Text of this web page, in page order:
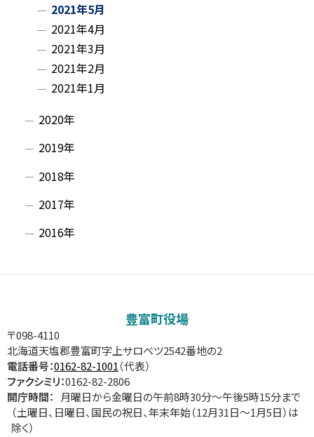
2021年5月
2021年4月
2021年3月
2021年2月
2021年1月
2020年
2019年
2018年
2017年
2016年
豊富町役場
〒098-4110
北海道天塩郡豊富町字上サロベツ2542番地の2
電話番号：0162-82-1001（代表）
ファクシミリ：0162-82-2806
開庁時間：
月曜日から金曜日の午前8時30分～午後5時15分まで
（土曜日、日曜日、国民の祝日、年末年始（12月31日～1月5日）は
除く）